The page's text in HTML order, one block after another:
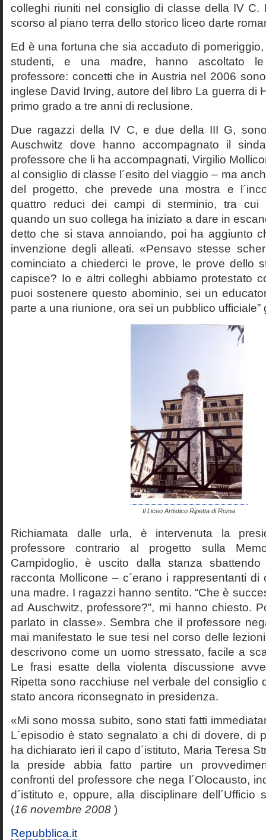
colleghi riuniti nel consiglio di classe della IV C.
scorso al piano terra dello storico liceo darte
Ed è una fortuna che sia accaduto di
studenti, e una madre, hanno ascoltato le
professore: concetti che in Austria nel 2006
inglese David Irving, autore del libro La guerra di
primo grado a tre anni di reclusione.
Due ragazzi della IV C, e due della III G,
Auschwitz dove hanno accompagnato il
professore che li ha accompagnati, Virgilio
al consiglio di classe l´esito del viaggio – ma
del progetto, che prevede una mostra e
quattro reduci dei campi di sterminio, tra cui
quando un suo collega ha iniziato a dare in
detto che si stava annoiando, poi ha aggiunto
invenzione degli alleati. «Pensavo stesse
cominciato a chiederci le prove, le prove dello
capisce? Io e altri colleghi abbiamo protestato
puoi sostenere questo abominio, sei un
parte a una riunione, ora sei un pubblico ufficiale”
Il Liceo Artistico Ripetta di Roma
Richiamata dalle urla, è intervenuta la
professore contrario al progetto sulla
Campidoglio, è uscito dalla stanza
racconta Mollicone – c´erano i rappresentanti
una madre. I ragazzi hanno sentito. “Che è
ad Auschwitz, professore?”, mi hanno chiesto.
parlato in classe». Sembra che il professore
mai manifestato le sue tesi nel corso delle
descrivono come un uomo stressato, facile a
Le frasi esatte della violenta discussione
Ripetta sono racchiuse nel verbale del consiglio
stato ancora riconsegnato in presidenza.
«Mi sono mossa subito, sono stati fatti
L´episodio è stato segnalato a chi di dovere, di
ha dichiarato ieri il capo d´istituto, Maria Teresa
la preside abbia fatto partire un
confronti del professore che nega l´Olocausto,
d´istituto e, oppure, alla disciplinare dell´Ufficio
(16 novembre 2008 )
Repubblica.it